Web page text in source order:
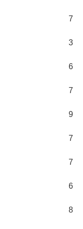
7
3
6
7
9
7
7
6
8